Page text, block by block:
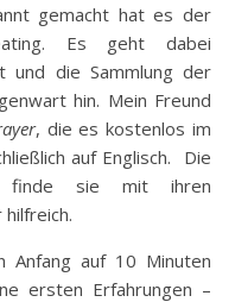
gemacht hat es der
Es geht dabei
und die Sammlung der
hin. Mein Freund
, die es kostenlos im
auf Englisch. Die
sie mit ihren
auf 10 Minuten
ersten Erfahrungen –